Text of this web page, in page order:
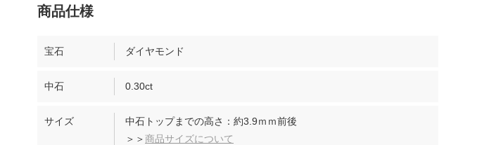
宝石 ダイヤモンド
中石 0.30ct
サイズ
中石トップまでの高さ：約3.9ｍｍ前後
＞＞商品サイズについて